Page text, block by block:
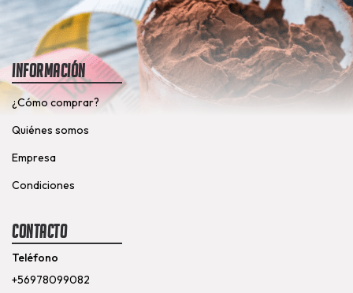
Información
¿Cómo comprar?
Quiénes somos
Empresa
Condiciones
Contacto
Teléfono
+56978099082